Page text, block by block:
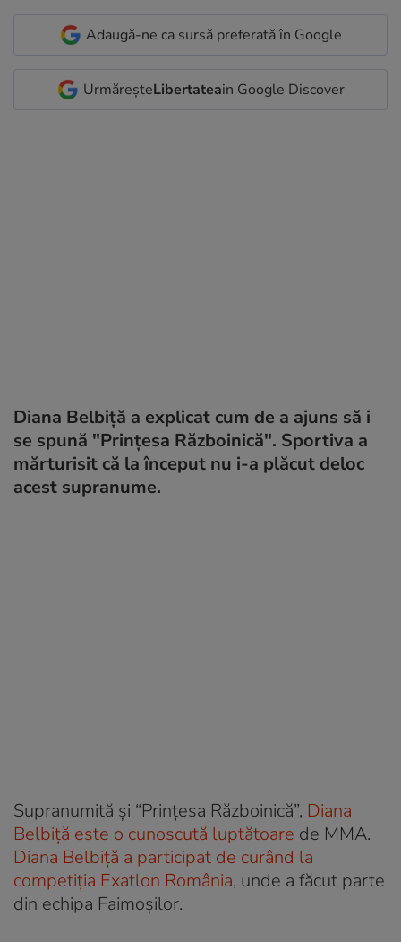
Adaugă-ne ca sursă preferată în Google
UrmăreșteLibertateain Google Discover
Diana Belbiță a explicat cum de a ajuns să i
se spună "Prințesa Războinică". Sportiva a
mărturisit că la început nu i-a plăcut deloc
acest supranume.
Supranumită și “Prințesa Războinică”, Diana
Belbiță este o cunoscută luptătoare de MMA.
Diana Belbiță a participat de curând la
competiția Exatlon România, unde a făcut parte
din echipa Faimoșilor.